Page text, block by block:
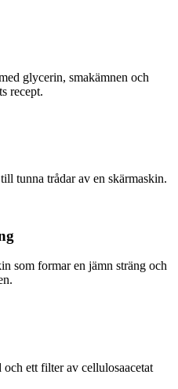
glycerin, smakämnen och
recept.
tunna trådar av en skärmaskin.
som formar en jämn sträng och
ett filter av cellulosaacetat